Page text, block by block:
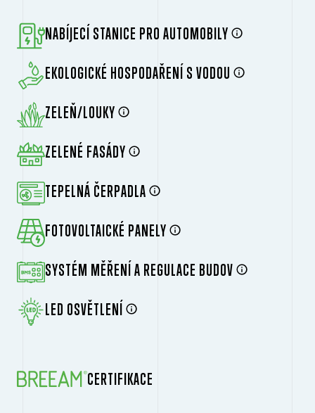
NABÍJECÍ STANICE PRO AUTOMOBILY
EKOLOGICKÉ HOSPODAŘENÍ S VODOU
ZELEŇ/LOUKY
ZELENÉ FASÁDY
TEPELNÁ ČERPADLA
FOTOVOLTAICKÉ PANELY
SYSTÉM MĚŘENÍ A REGULACE BUDOV
LED OSVĚTLENÍ
CERTIFIKACE